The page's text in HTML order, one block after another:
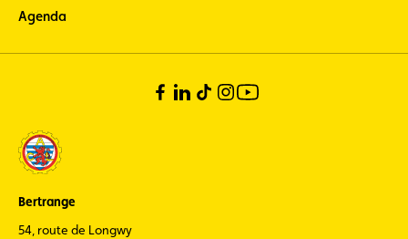
Agenda
Bertrange
54, route de Longwy